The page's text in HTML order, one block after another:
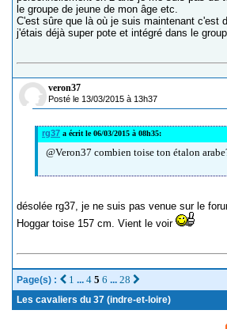
le groupe de jeune de mon âge etc.
C'est sûre que là où je suis maintenant c'est
j'étais déjà super pote et intégré dans le
veron37
Posté le 13/03/2015 à 13h37
rg37 a écrit le 06/03/2015 à 08h35:
@Veron37 combien toise ton étalon
désolée rg37, je ne suis pas venue sur le
Hoggar toise 157 cm. Vient le voir
Page(s) : 1 ... 4 5 6 ... 28
Les cavaliers du 37 (indre-et-loire)